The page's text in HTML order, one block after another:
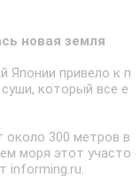
новая земля
Японии привело к п
который все е
около 300 метров в
моря этот участо
informing.ru.